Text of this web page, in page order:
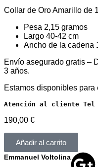
Collar de Oro Amarillo de
Pesa 2,15 gramos
Largo 40-42 cm
Ancho de la cadena
Envío asegurado gratis –
3 años.
Estamos disponibles
Atención al cliente Tel y
190,00 €
Añadir al carrito
Emmanuel Voltolina